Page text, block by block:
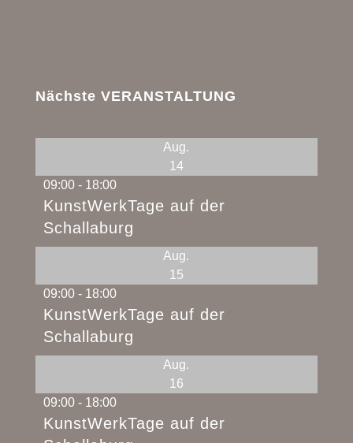
Nächste VERANSTALTUNG
Aug.
14
09:00- 18:00
KunstWerkTage auf der
Schallaburg
Aug.
15
09:00- 18:00
KunstWerkTage auf der
Schallaburg
Aug.
16
09:00- 18:00
KunstWerkTage auf der